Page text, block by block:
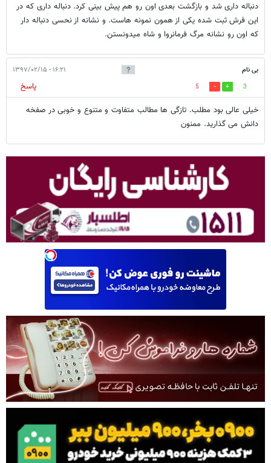
دنباله داری شد و بازگشت بعدی اون رو هم پیش بینی کرد. دنباله داری که در
این فرش ثبت شده یکی از همون نمونه هاست. و نشانه از نحسی دنباله دار
که اون رو نشانه مرگ فرمانروا و شاه میدونستن.
بی نام ۱۶:۲۱ - ۱۳۹۷/۰۲/۱۵
3
5
پاسخ
خیلی عالی بود مطلب. تازگی ها مطالب متفاوت و متنوع و خوبی در صفخه
دانش می گذارید. ممنون